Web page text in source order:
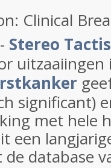
Clinical
Stereo
significant)
met hele
een
database